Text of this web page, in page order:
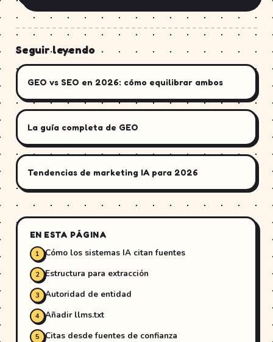
Seguir leyendo
GEO vs SEO en 2026: cómo equilibrar ambos
La guía completa de GEO
Tendencias de marketing IA para 2026
EN ESTA PÁGINA
Cómo los sistemas IA citan fuentes
Estructura para extracción
Autoridad de entidad
Añadir llms.txt
Citas desde fuentes de confianza